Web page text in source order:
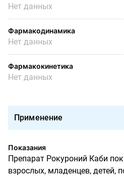
Нет данных
Фармакодинамика
Нет данных
Фармакокинетика
Нет данных
Применение
Показания
Препарат Рокуроний Каби
взрослых, младенцев, детей,